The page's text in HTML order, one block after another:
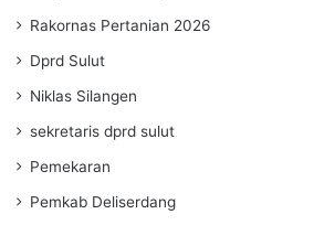
Rakornas Pertanian 2026
Dprd Sulut
Niklas Silangen
sekretaris dprd sulut
Pemekaran
Pemkab Deliserdang